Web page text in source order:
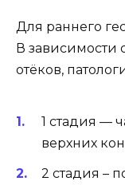
Для раннего
В зависимости
отёков,
1 стадия —
верхних
2 стадия –